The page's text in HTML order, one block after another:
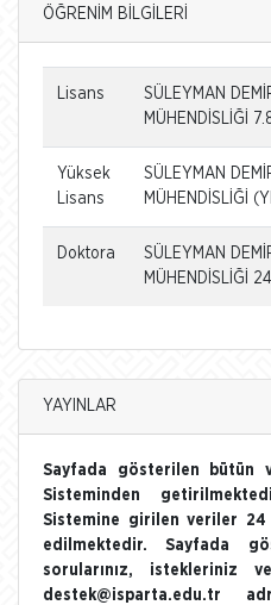
ÖĞRENİM BİLGİLERİ
Lisans
SÜLEYMAN
MÜHENDİSLİĞİ
Yüksek
Lisans
SÜLEYMAN
MÜHENDİSLİĞİ
Doktora
SÜLEYMAN
MÜHENDİSLİĞİ
YAYINLAR
Sayfada gösterilen bütün
Sisteminden
Sistemine girilen veriler 24
edilmektedir. Sayfada
sorularınız, istekleriniz
destek@isparta.edu.tr